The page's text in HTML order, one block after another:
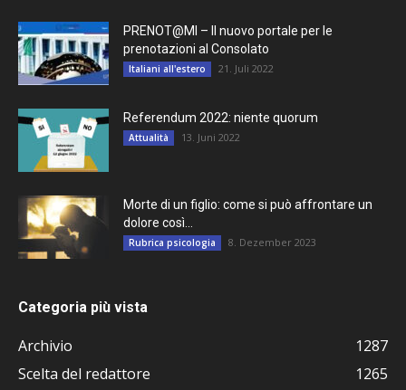
PRENOT@MI – Il nuovo portale per le
prenotazioni al Consolato
Italiani all'estero 21. Juli 2022
Referendum 2022: niente quorum
Attualità 13. Juni 2022
Morte di un figlio: come si può affrontare un
dolore così...
Rubrica psicologia 8. Dezember 2023
Categoria più vista
Archivio
1287
Scelta del redattore
1265